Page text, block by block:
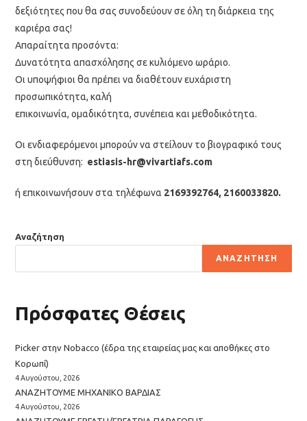
δεξιότητες που θα σας συνοδεύουν σε όλη τη διάρκεια της
καριέρα σας!
Απαραίτητα προσόντα:
Δυνατότητα απασχόλησης σε κυλιόμενο ωράριο.
Οι υποψήφιοι θα πρέπει να διαθέτουν ευχάριστη
προσωπικότητα, καλή
επικοινωνία, ομαδικότητα, συνέπεια και μεθοδικότητα.
Οι ενδιαφερόμενοι μπορούν να στείλουν το βιογραφικό τους
στη διεύθυνση: estiasis-hr@vivartiafs.com
ή επικοινωνήσουν στα τηλέφωνα 2169392764, 2160033820.
Αναζήτηση
ΑΝΑΖΉΤΗΣΗ
Πρόσφατες Θέσεις
Picker στην Nobacco (έδρα της εταιρείας μας και αποθήκες στο
Κορωπί)
4 Αυγούστου, 2026
ΑΝΑΖΗΤΟΥΜΕ ΜΗΧΑΝΙΚΟ ΒΑΡΔΙΑΣ
4 Αυγούστου, 2026